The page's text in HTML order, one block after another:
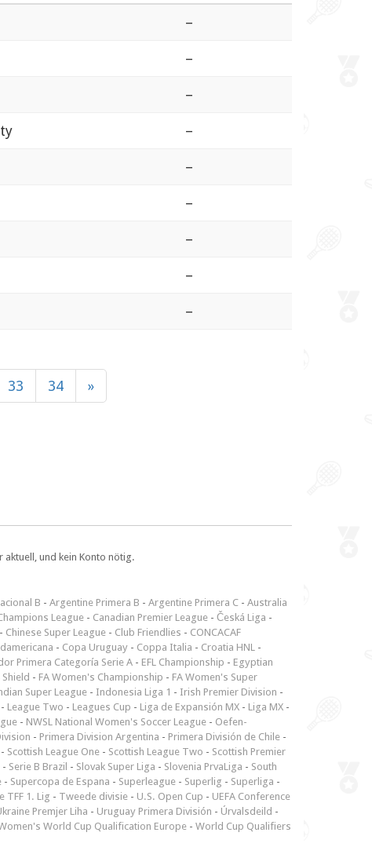
–
–
–
–
–
–
–
–
–
33 34 »
und kein Konto nötig.
B - Argentine Primera B - Argentine Primera C - Australia
League - Canadian Premier League - Česká Liga -
- Chinese Super League - Club Friendlies - CONCACAF
- Copa Uruguay - Coppa Italia - Croatia HNL -
Primera Categoría Serie A - EFL Championship - Egyptian
- FA Women's Championship - FA Women's Super
Super League - Indonesia Liga 1 - Irish Premier Division -
- League Two - Leagues Cup - Liga de Expansión MX - Liga MX -
- NWSL National Women's Soccer League - Oefen-
- Primera Division Argentina - Primera División de Chile -
- Scottish League One - Scottish League Two - Scottish Premier
- Serie B Brazil - Slovak Super Liga - Slovenia PrvaLiga - South
- Supercopa de Espana - Superleague - Superlig - Superliga -
TFF 1. Lig - Tweede divisie - U.S. Open Cup - UEFA Conference
Premjer Liha - Uruguay Primera División - Úrvalsdeild -
World Cup Qualification Europe - World Cup Qualifiers